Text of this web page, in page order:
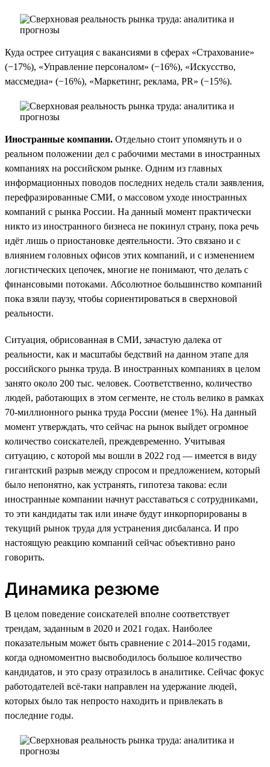
Куда острее ситуация с вакансиями в сферах «Страхование»
(−17%), «Управление персоналом» (−16%), «Искусство,
массмедиа» (−16%), «Маркетинг, реклама, PR» (−15%).
Иностранные компании. Отдельно стоит упомянуть и о
реальном положении дел с рабочими местами в иностранных
компаниях на российском рынке. Одним из главных
информационных поводов последних недель стали заявления,
перефразированные СМИ, о массовом уходе иностранных
компаний с рынка России. На данный момент практически
никто из иностранного бизнеса не покинул страну, пока речь
идёт лишь о приостановке деятельности. Это связано и с
влиянием головных офисов этих компаний, и с изменением
логистических цепочек, многие не понимают, что делать с
финансовыми потоками. Абсолютное большинство компаний
пока взяли паузу, чтобы сориентироваться в сверхновой
реальности.
Ситуация, обрисованная в СМИ, зачастую далека от
реальности, как и масштабы бедствий на данном этапе для
российского рынка труда. В иностранных компаниях в целом
занято около 200 тыс. человек. Соответственно, количество
людей, работающих в этом сегменте, не столь велико в рамках
70-миллионного рынка труда России (менее 1%). На данный
момент утверждать, что сейчас на рынок выйдет огромное
количество соискателей, преждевременно. Учитывая
ситуацию, с которой мы вошли в 2022 год — имеется в виду
гигантский разрыв между спросом и предложением, который
было непонятно, как устранять, гипотеза такова: если
иностранные компании начнут расставаться с сотрудниками,
то эти кандидаты так или иначе будут инкорпорированы в
текущий рынок труда для устранения дисбаланса. И про
настоящую реакцию компаний сейчас объективно рано
говорить.
Динамика резюме
В целом поведение соискателей вполне соответствует
трендам, заданным в 2020 и 2021 годах. Наиболее
показательным может быть сравнение с 2014–2015 годами,
когда одномоментно высвободилось большое количество
кандидатов, и это сразу отразилось в аналитике. Сейчас фокус
работодателей всё-таки направлен на удержание людей,
которых было так непросто находить и привлекать в
последние годы.